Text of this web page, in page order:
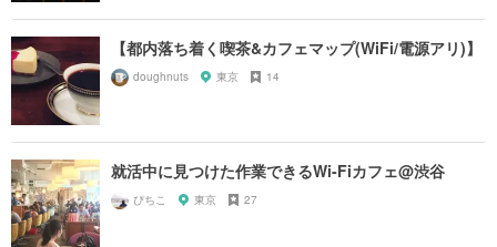
【都内落ち着く喫茶&カフェマップ(WiFi/電源アリ)】
doughnuts 東京 14
就活中に見つけた作業できるWi-Fiカフェ@渋谷
ぴちこ 東京 27